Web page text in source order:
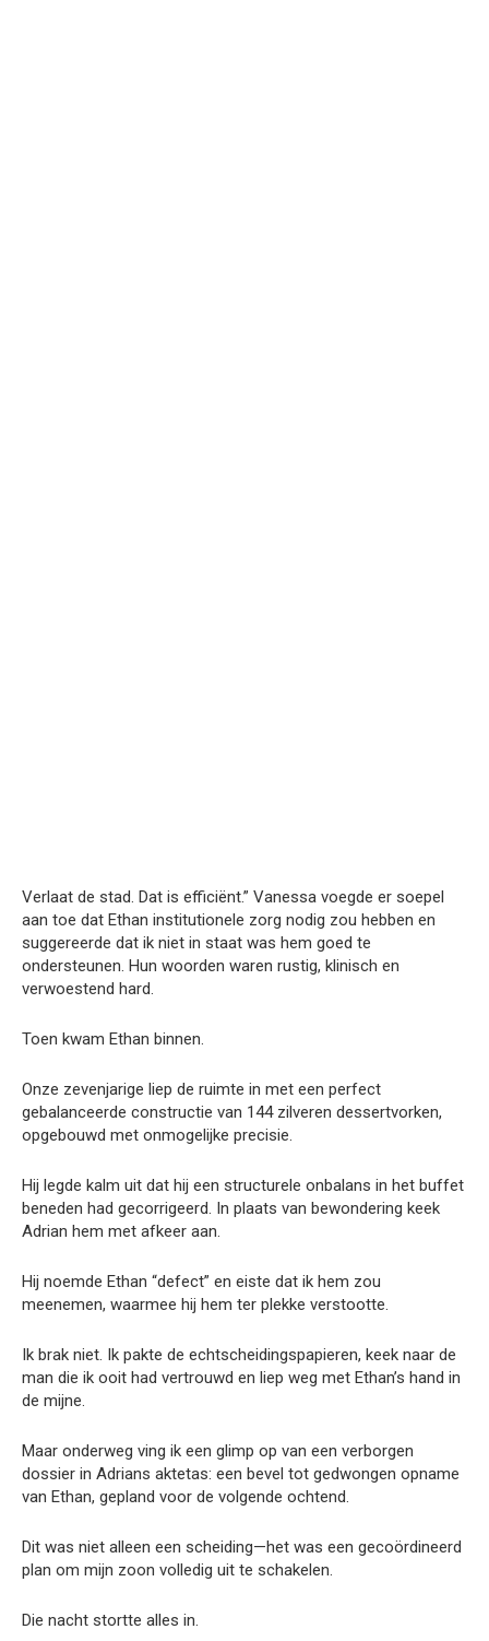
Verlaat de stad. Dat is efficiënt.” Vanessa voegde er soepel
aan toe dat Ethan institutionele zorg nodig zou hebben en
suggereerde dat ik niet in staat was hem goed te
ondersteunen. Hun woorden waren rustig, klinisch en
verwoestend hard.
Toen kwam Ethan binnen.
Onze zevenjarige liep de ruimte in met een perfect
gebalanceerde constructie van 144 zilveren dessertvorken,
opgebouwd met onmogelijke precisie.
Hij legde kalm uit dat hij een structurele onbalans in het buffet
beneden had gecorrigeerd. In plaats van bewondering keek
Adrian hem met afkeer aan.
Hij noemde Ethan “defect” en eiste dat ik hem zou
meenemen, waarmee hij hem ter plekke verstootte.
Ik brak niet. Ik pakte de echtscheidingspapieren, keek naar de
man die ik ooit had vertrouwd en liep weg met Ethan’s hand in
de mijne.
Maar onderweg ving ik een glimp op van een verborgen
dossier in Adrians aktetas: een bevel tot gedwongen opname
van Ethan, gepland voor de volgende ochtend.
Dit was niet alleen een scheiding—het was een gecoördineerd
plan om mijn zoon volledig uit te schakelen.
Die nacht stortte alles in.